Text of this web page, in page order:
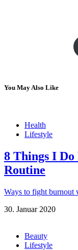
You May Also Like
Health
Lifestyle
8 Things I
Routine
Ways to fight burnout
30. Januar 2020
Beauty
Lifestyle